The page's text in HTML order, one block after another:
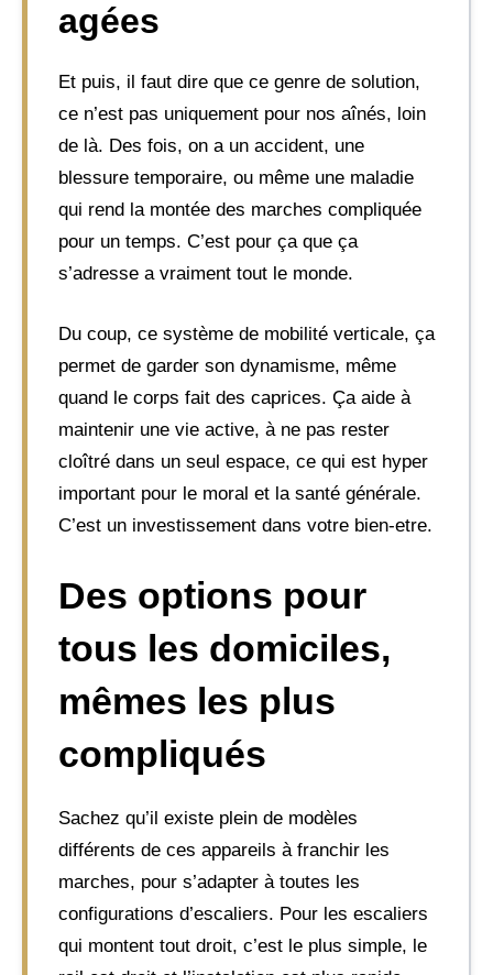
agées
Et puis, il faut dire que ce genre de solution,
ce n’est pas uniquement pour nos aînés, loin
de là. Des fois, on a un accident, une
blessure temporaire, ou même une maladie
qui rend la montée des marches compliquée
pour un temps. C’est pour ça que ça
s’adresse a vraiment tout le monde.
Du coup, ce système de mobilité verticale, ça
permet de garder son dynamisme, même
quand le corps fait des caprices. Ça aide à
maintenir une vie active, à ne pas rester
cloîtré dans un seul espace, ce qui est hyper
important pour le moral et la santé générale.
C’est un investissement dans votre bien-etre.
Des options pour
tous les domiciles,
mêmes les plus
compliqués
Sachez qu’il existe plein de modèles
différents de ces appareils à franchir les
marches, pour s’adapter à toutes les
configurations d’escaliers. Pour les escaliers
qui montent tout droit, c’est le plus simple, le